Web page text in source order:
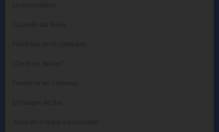
Lo más valioso
Cuando dar duele
Fidelidad en lo cotidiano
¿Seré yo, Señor?
Perdonar sin cadenas
El milagro de dar
Amor en el lugar equivocado